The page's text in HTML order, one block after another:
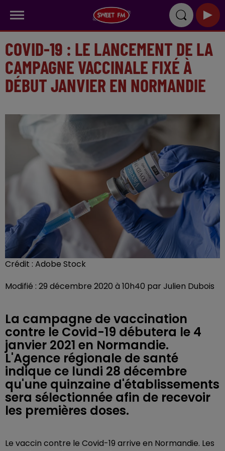
COVID-19 : LE LANCEMENT DE LA
CAMPAGNE VACCINALE FIXÉ À
DÉBUT JANVIER EN NORMANDIE
Crédit : Adobe Stock
Modifié : 29 décembre 2020 à 10h40 par Julien Dubois
La campagne de vaccination
contre le Covid-19 débutera le 4
janvier 2021 en Normandie.
L'Agence régionale de santé
indique ce lundi 28 décembre
qu'une quinzaine d'établissements
sera sélectionnée afin de recevoir
les premières doses.
Le vaccin contre le Covid-19 arrive en Normandie. Les